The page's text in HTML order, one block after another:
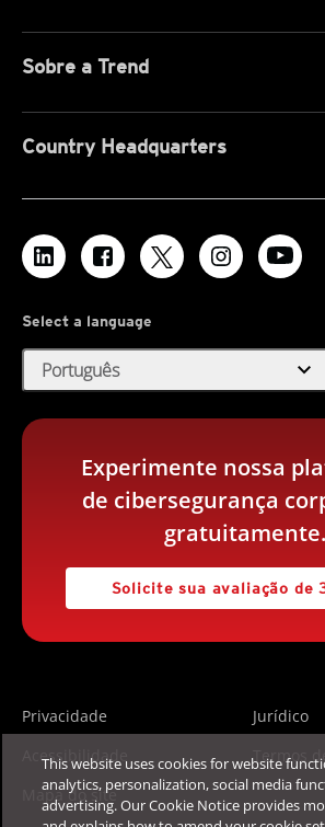
Sobre a Trend
Country Headquarters
Select a language
Português expand_more
Experimente nossa
de cibersegurança
gratuitamente.
Solicite sua avaliação de
Privacidade
Jurídico
Acessibilidade
Termos
Mapa do site
This website uses cookies for website
analytics, personalization, social media
advertising. Our Cookie Notice provides